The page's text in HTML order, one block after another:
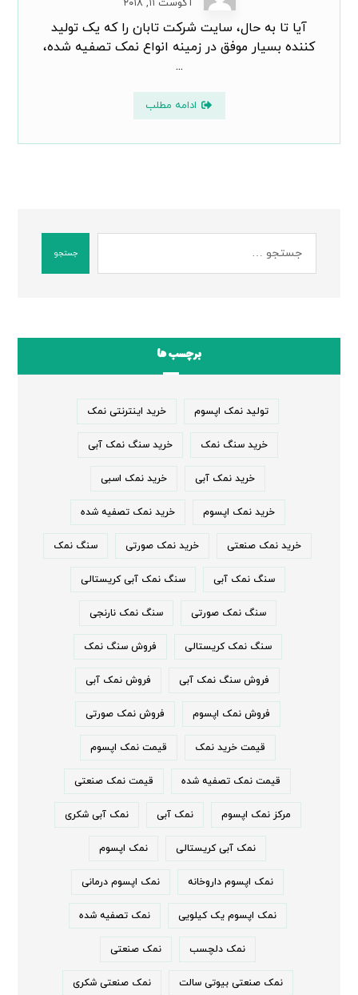
آگوست ۱۱, ۲۰۱۸
آیا تا به حال، سایت شرکت تابان را که یک تولید
کننده بسیار موفق در زمینه انواع نمک تصفیه شده،
...
ادامه مطلب
جستجو
برچسب ها
تولید نمک اپسوم خرید اینترنتی نمک
خرید سنگ نمک خرید سنگ نمک آبی
خرید نمک آبی خرید نمک اسبی
خرید نمک اپسوم خرید نمک تصفیه شده
خرید نمک صنعتی خرید نمک صورتی سنگ نمک
سنگ نمک آبی سنگ نمک آبی کریستالی
سنگ نمک صورتی سنگ نمک نارنجی
سنگ نمک کریستالی فروش سنگ نمک
فروش سنگ نمک آبی فروش نمک آبی
فروش نمک اپسوم فروش نمک صورتی
قیمت خرید نمک قیمت نمک اپسوم
قیمت نمک تصفیه شده قیمت نمک صنعتی
مرکز نمک اپسوم نمک آبی نمک آبی شکری
نمک آبی کریستالی نمک اپسوم
نمک اپسوم داروخانه نمک اپسوم درمانی
نمک اپسوم یک کیلویی نمک تصفیه شده
نمک دلچسب نمک صنعتی
نمک صنعتی بیوتی سالت نمک صنعتی شکری